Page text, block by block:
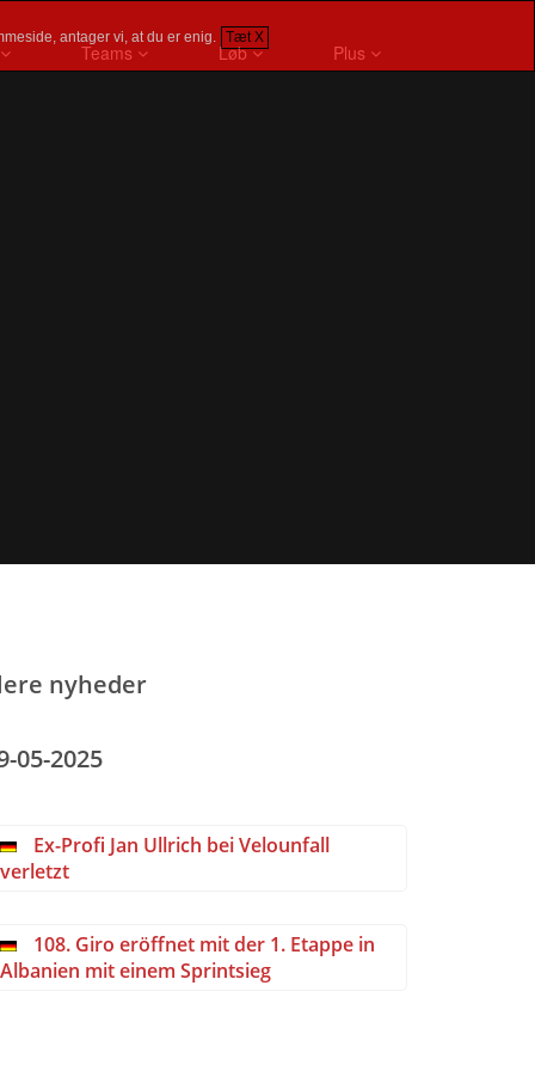
antager vi, at du er enig. Tæt X
Teams Løb Plus
nyheder
05-2025
Ex-Profi Jan Ullrich bei Velounfall
verletzt
108. Giro eröffnet mit der 1. Etappe in
Albanien mit einem Sprintsieg